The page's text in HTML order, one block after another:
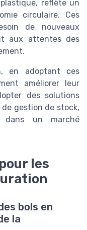
reflète un
circulaire. Ces
de nouveaux
aux attentes des
en adoptant ces
améliorer leur
des solutions
gestion de stock,
un marché
les
bols en
la